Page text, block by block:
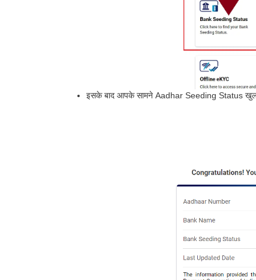
इसके बाद आपके सामने Aadhar Seeding Status